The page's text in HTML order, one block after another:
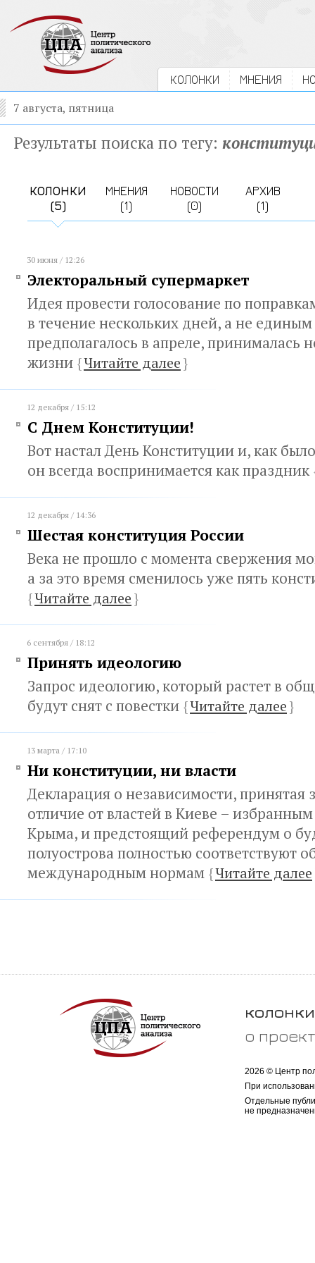
КОЛОНКИ МНЕНИЯ
7 августа, пятница
Результаты поиска по тегу:
КОЛОНКИ
(5)
МНЕНИЯ
(1)
НОВОСТИ
(0)
АРХИВ
(1)
30 июня / 12:26
Электоральный супермаркет
Идея провести голосование по
в течение нескольких дней, а не
предполагалось в апреле, принималась
жизни {Читайте далее}
12 декабря / 15:12
С Днем Конституции!
Вот настал День Конституции и, как
он всегда воспринимается как праздник
12 декабря / 14:36
Шестая конституция России
Века не прошло с момента свержения
а за это время сменилось уже пять
{Читайте далее}
6 сентября / 18:12
Принять идеологию
Запрос идеологию, который растет в
будут снят с повестки {Читайте далее}
13 марта / 17:10
Ни конституции, ни власти
Декларация о независимости, принятая
отличие от властей в Киеве –
Крыма, и предстоящий референдум о
полуострова полностью соответствуют
международным нормам {Читайте далее
колонки
о
2026 © Центр
При
Отдельные
не